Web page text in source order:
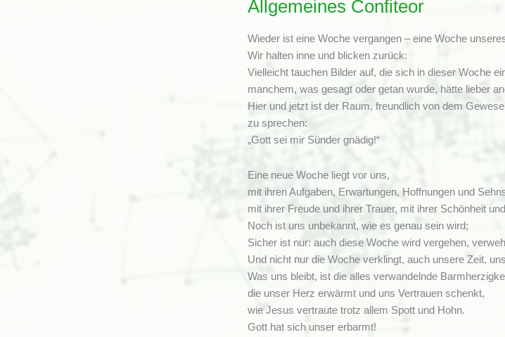
Allgemeines Confiteor
Wieder ist eine Woche vergangen – eine Woche
Wir halten inne und blicken zurück:
Vielleicht tauchen Bilder auf, die sich in dieser Woche
manchem, was gesagt oder getan wurde, hätte lieber
Hier und jetzt ist der Raum, freundlich von dem
zu sprechen:
„Gott sei mir Sünder gnädig!“
Eine neue Woche liegt vor uns,
mit ihren Aufgaben, Erwartungen, Hoffnungen und
mit ihrer Freude und ihrer Trauer, mit ihrer Schönheit
Noch ist uns unbekannt, wie es genau sein wird;
Sicher ist nur: auch diese Woche wird vergehen,
Und nicht nur die Woche verklingt, auch unsere Zeit,
Was uns bleibt, ist die alles verwandelnde
die unser Herz erwärmt und uns Vertrauen schenkt,
wie Jesus vertraute trotz allem Spott und Hohn.
Gott hat sich unser erbarmt!